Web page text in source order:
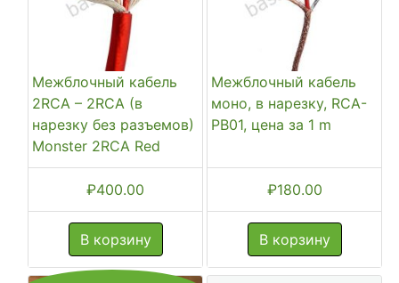
Межблочный кабель
2RCA – 2RCA (в
нарезку без разъемов)
Monster 2RCA Red
₽400.00
В корзину
Межблочный кабель
моно, в нарезку, RCA-
PB01, цена за 1 m
₽180.00
В корзину